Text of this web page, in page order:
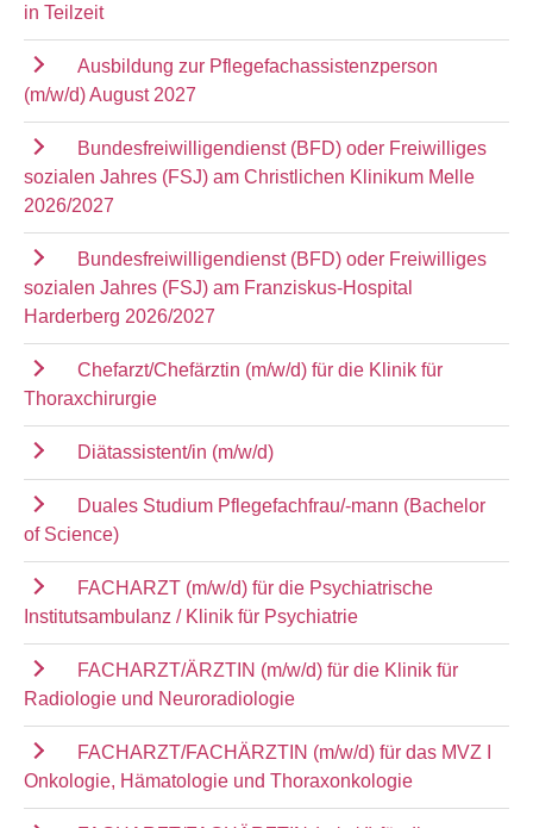
in Teilzeit
Ausbildung zur Pflegefachassistenzperson
(m/w/d) August 2027
Bundesfreiwilligendienst (BFD) oder Freiwilliges
sozialen Jahres (FSJ) am Christlichen Klinikum Melle
2026/2027
Bundesfreiwilligendienst (BFD) oder Freiwilliges
sozialen Jahres (FSJ) am Franziskus-Hospital
Harderberg 2026/2027
Chefarzt/Chefärztin (m/w/d) für die Klinik für
Thoraxchirurgie
Diätassistent/in (m/w/d)
Duales Studium Pflegefachfrau/-mann (Bachelor
of Science)
FACHARZT (m/w/d) für die Psychiatrische
Institutsambulanz / Klinik für Psychiatrie
FACHARZT/ÄRZTIN (m/w/d) für die Klinik für
Radiologie und Neuroradiologie
FACHARZT/FACHÄRZTIN (m/w/d) für das MVZ I
Onkologie, Hämatologie und Thoraxonkologie